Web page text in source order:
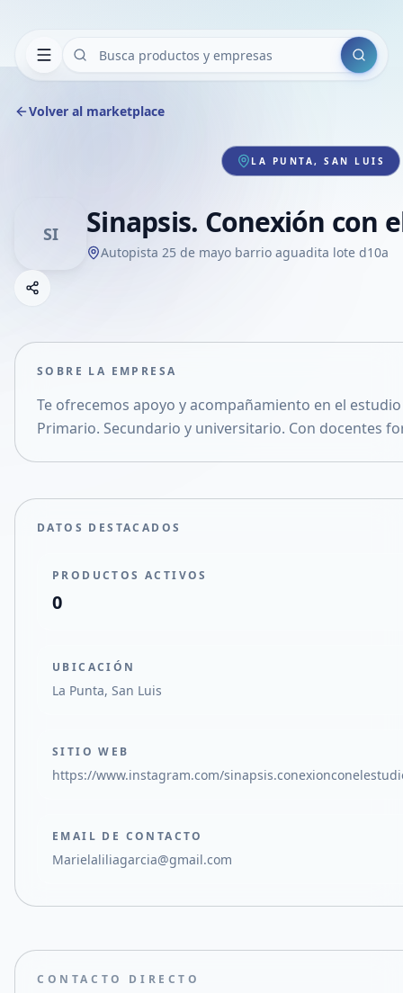
Buscar
Volver al marketplace
LA PUNTA, SAN LUIS
SI Sinapsis. Conexión con
Autopista 25 de mayo barrio aguadita lote d10a
Compartir empresa
Compartir en X
SOBRE LA EMPRESA
Te ofrecemos apoyo y acompañamiento en el
Primario. Secundario y universitario. Con docentes
DATOS DESTACADOS
PRODUCTOS ACTIVOS
0
UBICACIÓN
La Punta, San Luis
SITIO WEB
https://www.instagram.com/
EMAIL DE CONTACTO
Marielaliliagarcia@gmail.com
CONTACTO DIRECTO